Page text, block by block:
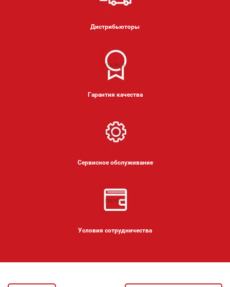
Дистрибьюторы
Гарантия качества
Сервисное обслуживание
Условия сотрудничества